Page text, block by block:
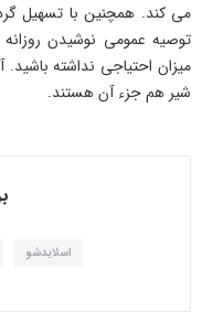
می کند. همچنین با تسهیل
میزان احتیاجی نداشته
شیر هم جزء آن هستند.
اسلایدشو